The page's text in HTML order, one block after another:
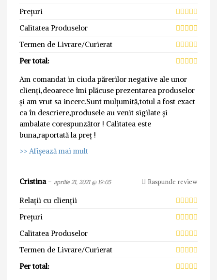
Prețuri
Calitatea Produselor
Termen de Livrare/Curierat
Per total:
Am comandat in ciuda părerilor negative ale unor
clienți,deoarece îmi plăcuse prezentarea produselor
și am vrut sa incerc.Sunt mulțumită,totul a fost exact
ca în descriere,produsele au venit sigilate și
ambalate corespunzător ! Calitatea este
buna,raportată la preț !
>> Afișează mai mult
Cristina- aprilie 21, 2021 @ 19:05 Raspunde review
Relații cu clienții
Prețuri
Calitatea Produselor
Termen de Livrare/Curierat
Per total: